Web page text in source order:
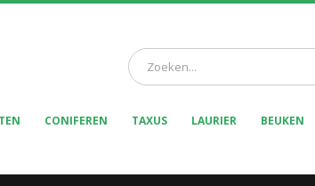
CONIFEREN TAXUS LAURIER BEUKEN